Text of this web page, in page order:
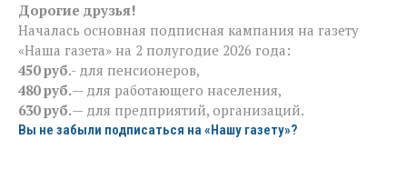
Дорогие друзья!
Началась основная подписная кампания на газету
«Наша газета» на 2 полугодие 2026 года:
450 руб.- для пенсионеров,
480 руб.— для работающего населения,
630 руб.— для предприятий, организаций.
Вы не забыли подписаться на «Нашу газету»?